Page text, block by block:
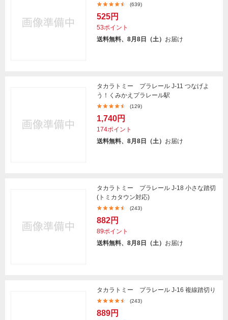
(639)
525円
53ポイント
送料無料、8月8日（土） お届け
タカラトミー プラレール J-11 つなげよ
う！くみかえプラレール駅
(129)
1,740円
174ポイント
送料無料、8月8日（土） お届け
タカラトミー プラレール J-18 小さな踏切
(トミカタウン対応)
(243)
882円
89ポイント
送料無料、8月8日（土） お届け
タカラトミー プラレール J-16 複線踏切り
(243)
889円